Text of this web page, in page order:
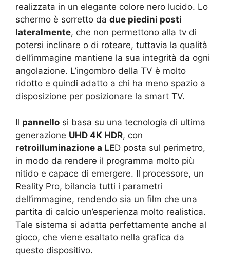
realizzata in un elegante colore nero lucido. Lo
schermo è sorretto da due piedini posti
lateralmente, che non permettono alla tv di
potersi inclinare o di roteare, tuttavia la qualità
dell’immagine mantiene la sua integrità da ogni
angolazione. L’ingombro della TV è molto
ridotto e quindi adatto a chi ha meno spazio a
disposizione per posizionare la smart TV.
Il pannello si basa su una tecnologia di ultima
generazione UHD 4K HDR, con
retroilluminazione a LED posta sul perimetro,
in modo da rendere il programma molto più
nitido e capace di emergere. Il processore, un
Reality Pro, bilancia tutti i parametri
dell’immagine, rendendo sia un film che una
partita di calcio un’esperienza molto realistica.
Tale sistema si adatta perfettamente anche al
gioco, che viene esaltato nella grafica da
questo dispositivo.